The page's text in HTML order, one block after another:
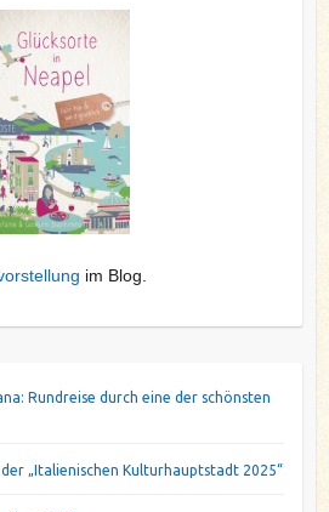
im Blog.
Rundreise durch eine der schönsten
„Italienischen Kulturhauptstadt 2025“